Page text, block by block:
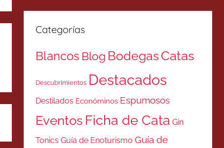
Categorías
Blancos Blog BodegasCatas
Descubrimientos Destacados
Destilados Económinos Espumosos
Eventos Ficha de Cata Gin
Tonics Guía de Enoturismo Guía de